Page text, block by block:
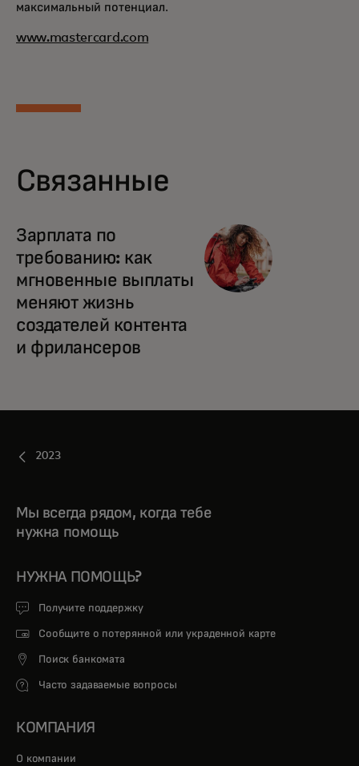
максимальный потенциал.
www.mastercard.com
Связанные
Зарплата по
требованию: как
мгновенные выплаты
меняют жизнь
создателей контента
и фрилансеров
2023
Мы всегда рядом, когда тебе
нужна помощь
НУЖНА ПОМОЩЬ?
Получите поддержку
Сообщите о потерянной или украденной карте
Поиск банкомата
Часто задаваемые вопросы
КОМПАНИЯ
О компании